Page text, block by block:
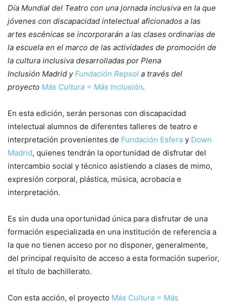
Día Mundial del Teatro con una jornada inclusiva en la que
jóvenes con discapacidad intelectual aficionados a las
artes escénicas se incorporarán a las clases ordinarias de
la escuela en el marco de las actividades de promoción de
la cultura inclusiva desarrolladas por Plena
Inclusión Madrid yFundación Repsol a través del
proyecto Más Cultura = Más Inclusión.
En esta edición, serán personas con discapacidad
intelectual alumnos de diferentes talleres de teatro e
interpretación provenientes de Fundación Esfera y Down
Madrid, quienes tendrán la oportunidad de disfrutar del
intercambio social y técnico asistiendo a clases de mimo,
expresión corporal, plástica, música, acrobacia e
interpretación.
Es sin duda una oportunidad única para disfrutar de una
formación especializada en una institución de referencia a
la que no tienen acceso por no disponer, generalmente,
del principal requisito de acceso a esta formación superior,
el título de bachillerato.
Con esta acción, el proyecto Más Cultura = Más